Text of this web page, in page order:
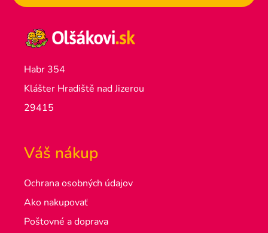
Habr 354
Klášter Hradiště nad Jizerou
29415
Váš nákup
Ochrana osobných údajov
Ako nakupovať
Poštovné a doprava